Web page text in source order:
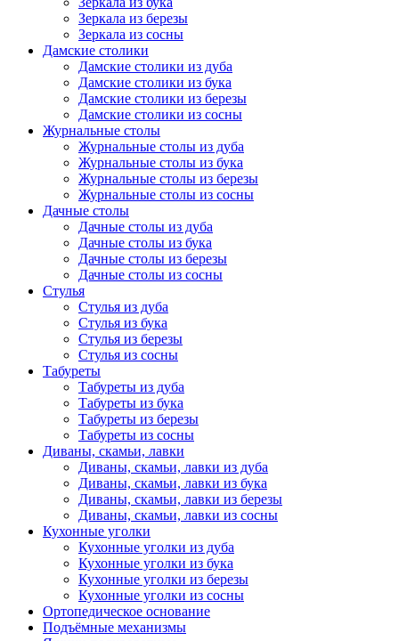
Зеркала из березы
Зеркала из сосны
Дамские столики
Дамские столики из дуба
Дамские столики из бука
Дамские столики из березы
Дамские столики из сосны
Журнальные столы
Журнальные столы из дуба
Журнальные столы из бука
Журнальные столы из березы
Журнальные столы из сосны
Дачные столы
Дачные столы из дуба
Дачные столы из бука
Дачные столы из березы
Дачные столы из сосны
Стулья
Стулья из дуба
Стулья из бука
Стулья из березы
Стулья из сосны
Табуреты
Табуреты из дуба
Табуреты из бука
Табуреты из березы
Табуреты из сосны
Диваны, скамьи, лавки
Диваны, скамьи, лавки из дуба
Диваны, скамьи, лавки из бука
Диваны, скамьи, лавки из березы
Диваны, скамьи, лавки из сосны
Кухонные уголки
Кухонные уголки из дуба
Кухонные уголки из бука
Кухонные уголки из березы
Кухонные уголки из сосны
Ортопедическое основание
Подъёмные механизмы